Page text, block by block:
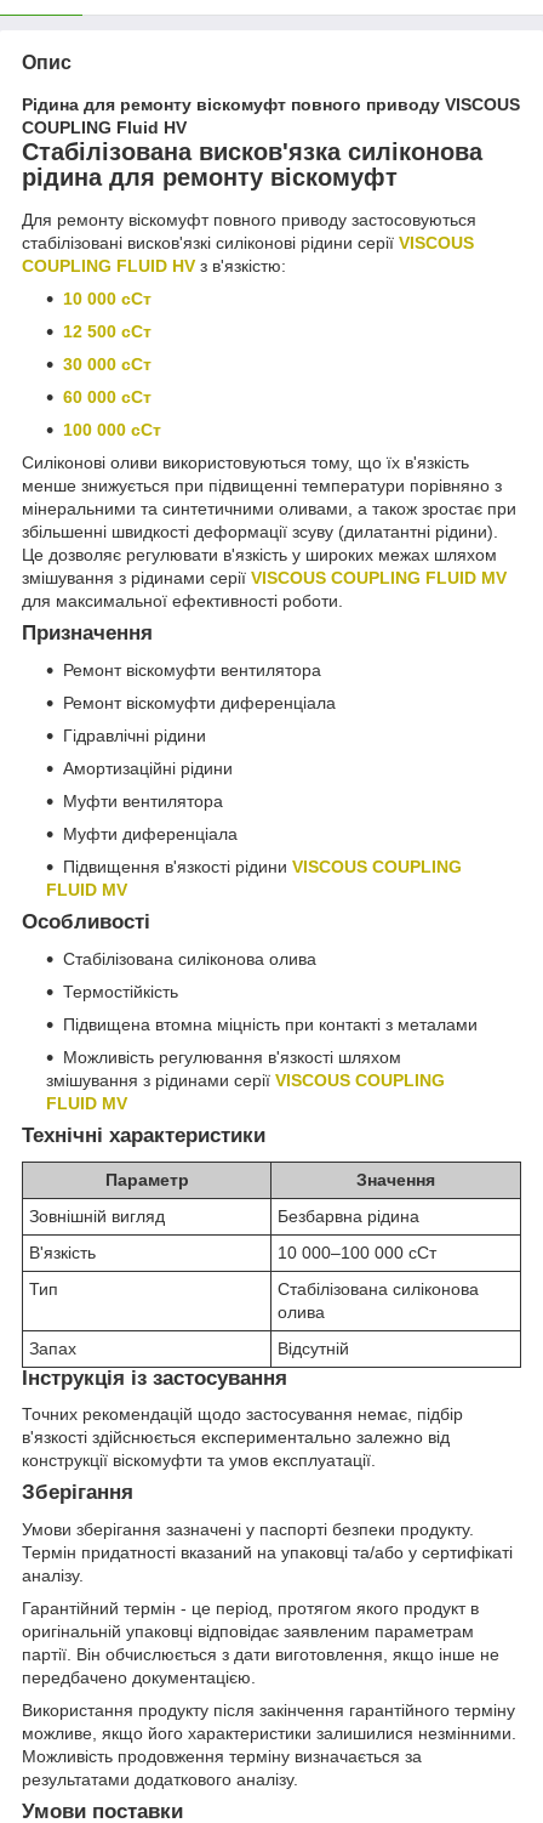
Опис
Рідина для ремонту віскомуфт повного приводу VISCOUS
COUPLING Fluid HV
Стабілізована висков'язка силіконова
рідина для ремонту віскомуфт
Для ремонту віскомуфт повного приводу застосовуються
стабілізовані висков'язкі силіконові рідини серії VISCOUS
COUPLING FLUID HV з в'язкістю:
10 000 сСт
12 500 сСт
30 000 сСт
60 000 сСт
100 000 сСт
Силіконові оливи використовуються тому, що їх в'язкість
менше знижується при підвищенні температури порівняно з
мінеральними та синтетичними оливами, а також зростає при
збільшенні швидкості деформації зсуву (дилатантні рідини).
Це дозволяє регулювати в'язкість у широких межах шляхом
змішування з рідинами серії VISCOUS COUPLING FLUID MV
для максимальної ефективності роботи.
Призначення
Ремонт віскомуфти вентилятора
Ремонт віскомуфти диференціала
Гідравлічні рідини
Амортизаційні рідини
Муфти вентилятора
Муфти диференціала
Підвищення в'язкості рідини VISCOUS COUPLING
FLUID MV
Особливості
Стабілізована силіконова олива
Термостійкість
Підвищена втомна міцність при контакті з металами
Можливість регулювання в'язкості шляхом
змішування з рідинами серії VISCOUS COUPLING
FLUID MV
Технічні характеристики
Параметр
Значення
Зовнішній вигляд
Безбарвна рідина
В'язкість
10 000–100 000 сСт
Тип
Стабілізована силіконова
олива
Запах
Відсутній
Інструкція із застосування
Точних рекомендацій щодо застосування немає, підбір
в'язкості здійснюється експериментально залежно від
конструкції віскомуфти та умов експлуатації.
Зберігання
Умови зберігання зазначені у паспорті безпеки продукту.
Термін придатності вказаний на упаковці та/або у сертифікаті
аналізу.
Гарантійний термін - це період, протягом якого продукт в
оригінальній упаковці відповідає заявленим параметрам
партії. Він обчислюється з дати виготовлення, якщо інше не
передбачено документацією.
Використання продукту після закінчення гарантійного терміну
можливе, якщо його характеристики залишилися незмінними.
Можливість продовження терміну визначається за
результатами додаткового аналізу.
Умови поставки